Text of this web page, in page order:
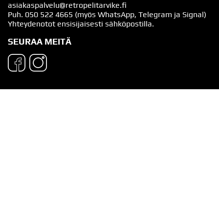
asiakaspalvelu@retropelitarvike.fi
Puh. 050 522 4665 (myös WhatsApp, Telegram ja Signal)
Yhteydenotot ensisijaisesti sähköpostilla.
SEURAA MEITÄ